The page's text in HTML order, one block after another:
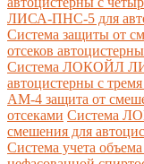
ЛИСА-ПНС-5 для
Система защиты от
отсеков автоцистерны
Система ЛОКОЙЛ
автоцистерны с
AM-4 защита от
отсеками Система
смешения для
Система учета